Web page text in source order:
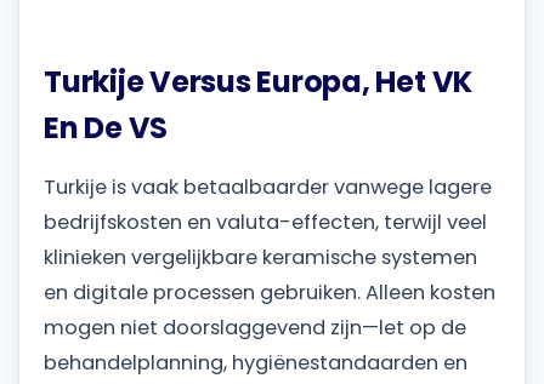
Turkije Versus Europa, Het VK
En De VS
Turkije is vaak betaalbaarder vanwege lagere
bedrijfskosten en valuta-effecten, terwijl veel
klinieken vergelijkbare keramische systemen
en digitale processen gebruiken. Alleen kosten
mogen niet doorslaggevend zijn—let op de
behandelplanning, hygiënestandaarden en